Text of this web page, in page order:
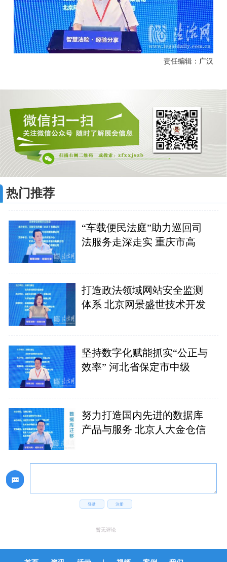
责任编辑：广汉
热门推荐
“车载便民法庭”助力巡回司
法服务走深走实 重庆市高
打造政法领域网站安全监测
体系 北京网景盛世技术开发
坚持数字化赋能抓实“公正与
效率” 河北省保定市中级
努力打造国内先进的数据库
产品与服务 北京人大金仓信
登录 注册
暂无评论